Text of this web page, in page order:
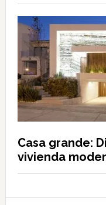
Casa grande:
vivienda